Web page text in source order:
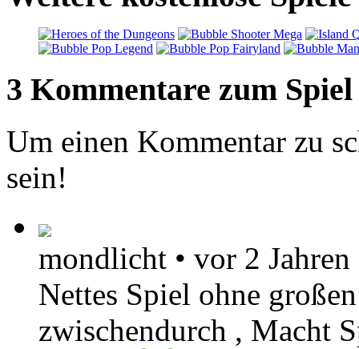
3 Kommentare zum Spiel
Um einen Kommentar zu
sein!
mondlicht • vor 2 Jahren
Nettes Spiel ohne
zwischendurch , Macht